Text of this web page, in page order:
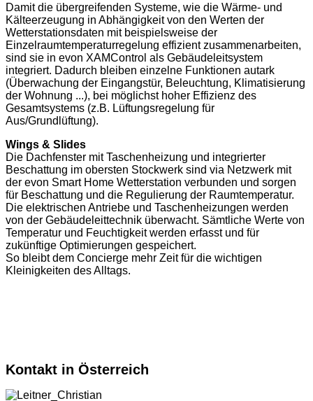
Damit die übergreifenden Systeme, wie die Wärme- und
Kälteerzeugung in Abhängigkeit von den Werten der
Wetterstationsdaten mit beispielsweise der
Einzelraumtemperaturregelung effizient zusammenarbeiten,
sind sie in evon XAMControl als Gebäudeleitsystem
integriert. Dadurch bleiben einzelne Funktionen autark
(Überwachung der Eingangstür, Beleuchtung, Klimatisierung
der Wohnung ...), bei möglichst hoher Effizienz des
Gesamtsystems (z.B. Lüftungsregelung für
Aus/Grundlüftung).
Wings & Slides
Die Dachfenster mit Taschenheizung und integrierter
Beschattung im obersten Stockwerk sind via Netzwerk mit
der evon Smart Home Wetterstation verbunden und sorgen
für Beschattung und die Regulierung der Raumtemperatur.
Die elektrischen Antriebe und Taschenheizungen werden
von der Gebäudeleittechnik überwacht. Sämtliche Werte von
Temperatur und Feuchtigkeit werden erfasst und für
zukünftige Optimierungen gespeichert.
So bleibt dem Concierge mehr Zeit für die wichtigen
Kleinigkeiten des Alltags.
Kontakt in Österreich